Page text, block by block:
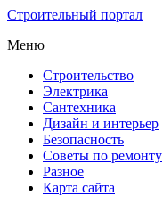
Строительный портал
Меню
Строительство
Электрика
Сантехника
Дизайн и интерьер
Безопасность
Советы по ремонту
Разное
Карта сайта